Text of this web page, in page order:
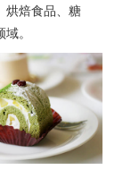
烘焙食品、糖
。